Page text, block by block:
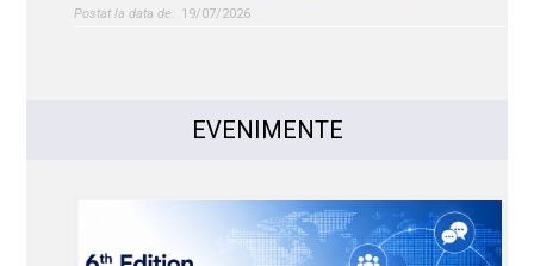
19/07/2026
EVENIMENTE